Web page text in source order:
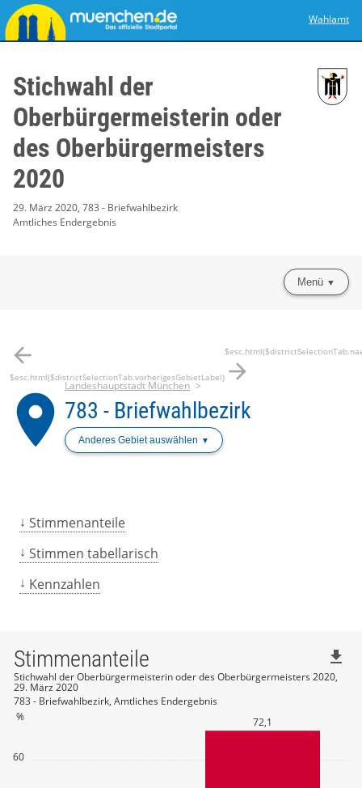
Wahlamt
Stichwahl der
Oberbürgermeisterin oder
des Oberbürgermeisters
2020
29. März 2020, 783 - Briefwahlbezirk
Amtliches Endergebnis
Menü
arrow_back
$esc.html($districtSelectionTab.vorherigesGebietLabel) arrow_forward
place
Landeshauptstadt München
783 - Briefwahlbezirk
Anderes Gebiet auswählen
Stimmenanteile
Stimmen tabellarisch
Kennzahlen
60
% 72,1
Stimmenanteile
Stichwahl der Oberbürgermeisterin oder des Oberbürgermeisters 2020,
29. März 2020
783 - Briefwahlbezirk, Amtliches Endergebnis
file_download